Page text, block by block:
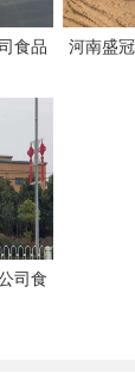
食品
河南盛
司食